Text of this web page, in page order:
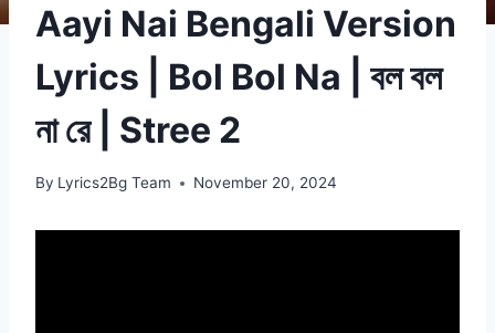
Aayi Nai Bengali Version
Lyrics | Bol Bol Na | বল বল
না রে | Stree 2
By Lyrics2Bg Team November 20, 2024